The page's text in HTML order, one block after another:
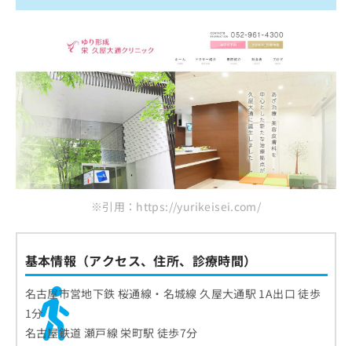
※引用：https://yurikeisei.com/
基本情報（アクセス、住所、診療時間）
名古屋市営地下鉄 桜通線・名城線 久屋大通駅 1A出口 徒歩
1分
名古屋鉄道 瀬戸線 栄町駅 徒歩7分